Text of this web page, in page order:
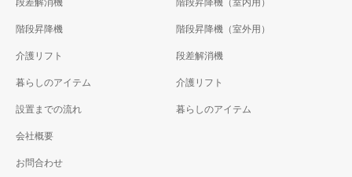
でも。
オメガ（OMEGA）-車い
段など様々な階段に設置でき
ます。
段差らく～だ AF600
掃出し窓下設置用として開発
した収縮時高さが低い5cmの
段差解消機
階段昇降機
介護リフト
暮らしのアイテム
設置までの流れ
会社概要
お問合わせ
階段昇降機（室内用）
階段昇降機（室外用）
段差解消機
介護リフト
暮らしのアイテム